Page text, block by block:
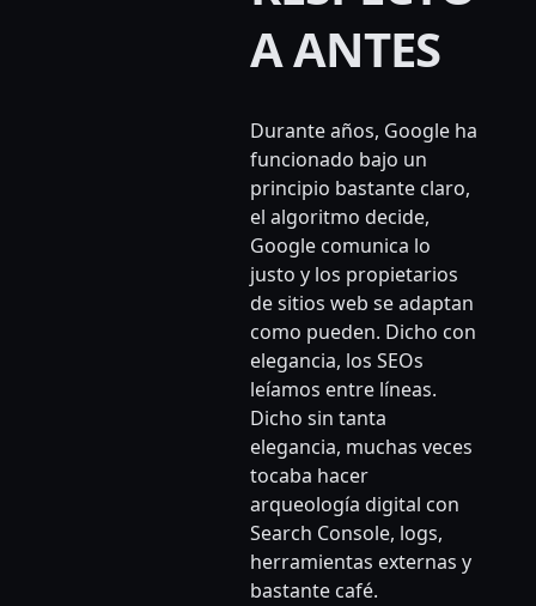
A ANTES
Durante años, Google ha
funcionado bajo un
principio bastante claro,
el algoritmo decide,
Google comunica lo
justo y los propietarios
de sitios web se adaptan
como pueden. Dicho con
elegancia, los SEOs
leíamos entre líneas.
Dicho sin tanta
elegancia, muchas veces
tocaba hacer
arqueología digital con
Search Console, logs,
herramientas externas y
bastante café.